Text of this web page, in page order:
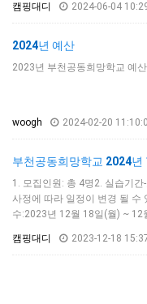
및 응급
하여 자
대처하
캠핑대디 2024-06-04
2024년 예산
2023년 부천공동희망학교 예
woogh 2024-02-20
부천공동희망학교 2024년
1. 모집인원: 총 4명2. 실습기
사정에 따라 일정이 변경 될 수
수:2023년 12월 18일(월) ~ 12
따라 일정이 변경 될 수 있음*
캠핑대디 2023-12-18